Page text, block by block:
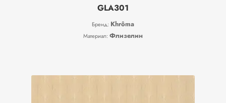
GLA301
Бренд: Khrôma
Материал: Флизелин